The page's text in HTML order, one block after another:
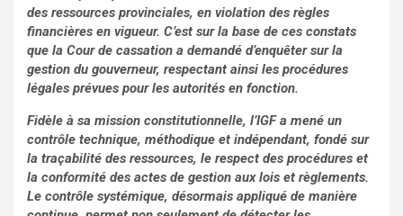
des ressources provinciales, en violation des règles
financières en vigueur. C’est sur la base de ces constats
que la Cour de cassation a demandé d’enquêter sur la
gestion du gouverneur, respectant ainsi les procédures
légales prévues pour les autorités en fonction.
Fidèle à sa mission constitutionnelle, l’IGF a mené un
contrôle technique, méthodique et indépendant, fondé sur
la traçabilité des ressources, le respect des procédures et
la conformité des actes de gestion aux lois et règlements.
Le contrôle systémique, désormais appliqué de manière